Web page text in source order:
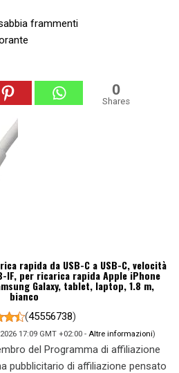
0
Shares
rapida da USB-C a USB-C, velocità
IF, per ricarica rapida Apple iPhone
Galaxy, tablet, laptop, 1.8 m,
bianco
(45556738)
17:09 GMT +02:00 - Altre informazioni)
del Programma di affiliazione
pubblicitario di affiliazione pensato